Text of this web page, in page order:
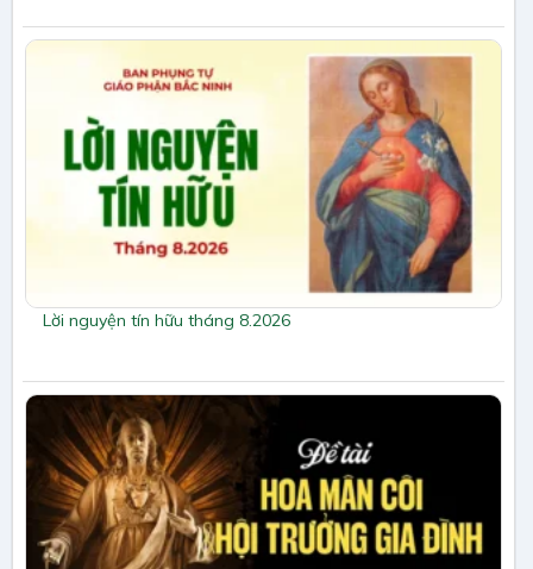
Lời nguyện tín hữu tháng 8.2026